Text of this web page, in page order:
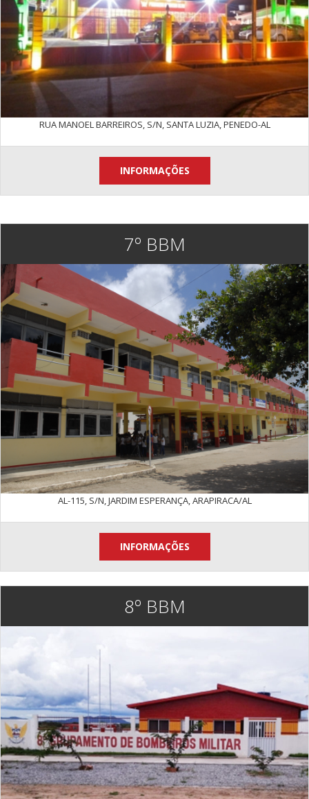
RUA MANOEL BARREIROS, S/N, SANTA LUZIA, PENEDO-AL
INFORMAÇÕES
7º BBM
AL-115, S/N, JARDIM ESPERANÇA, ARAPIRACA/AL
INFORMAÇÕES
8º BBM